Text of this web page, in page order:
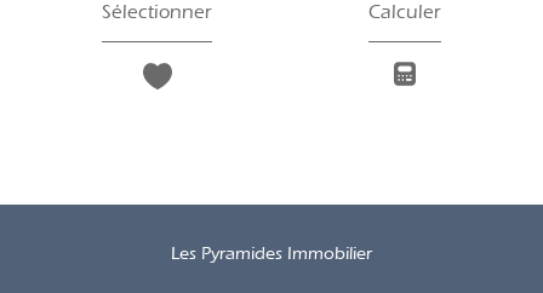
Sélectionner Calculer
Les Pyramides Immobilier